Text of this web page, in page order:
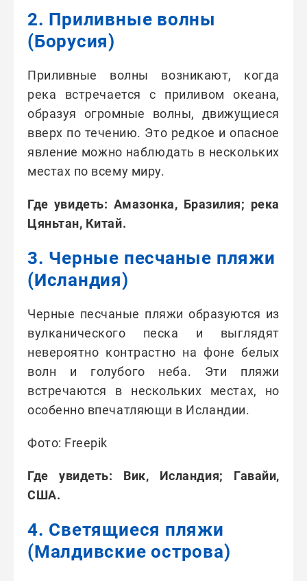
2. Приливные волны
(Борусия)
Приливные волны возникают, когда
река встречается с приливом океана,
образуя огромные волны, движущиеся
вверх по течению. Это редкое и опасное
явление можно наблюдать в нескольких
местах по всему миру.
Где увидеть: Амазонка, Бразилия; река
Цяньтан, Китай.
3. Черные песчаные пляжи
(Исландия)
Черные песчаные пляжи образуются из
вулканического песка и выглядят
невероятно контрастно на фоне белых
волн и голубого неба. Эти пляжи
встречаются в нескольких местах, но
особенно впечатляющи в Исландии.
Фото: Freepik
Где увидеть: Вик, Исландия; Гавайи,
США.
4. Светящиеся пляжи
(Малдивские острова)